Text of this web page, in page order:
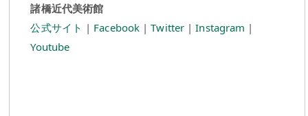
諸橋近代美術館
公式サイト | Facebook |Twitter |Instagram |
Youtube